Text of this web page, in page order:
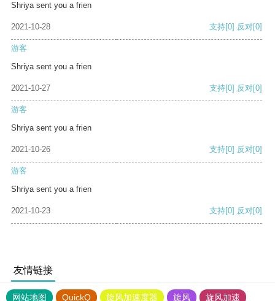
Shriya sent you a frien
2021-10-28 支持[0] 反对[0]
游客
Shriya sent you a frien
2021-10-27 支持[0] 反对[0]
游客
Shriya sent you a frien
2021-10-26 支持[0] 反对[0]
游客
Shriya sent you a frien
2021-10-23 支持[0] 反对[0]
友情链接
网站地图 QuickQ 旋风加速度器 旋风 旋风加速